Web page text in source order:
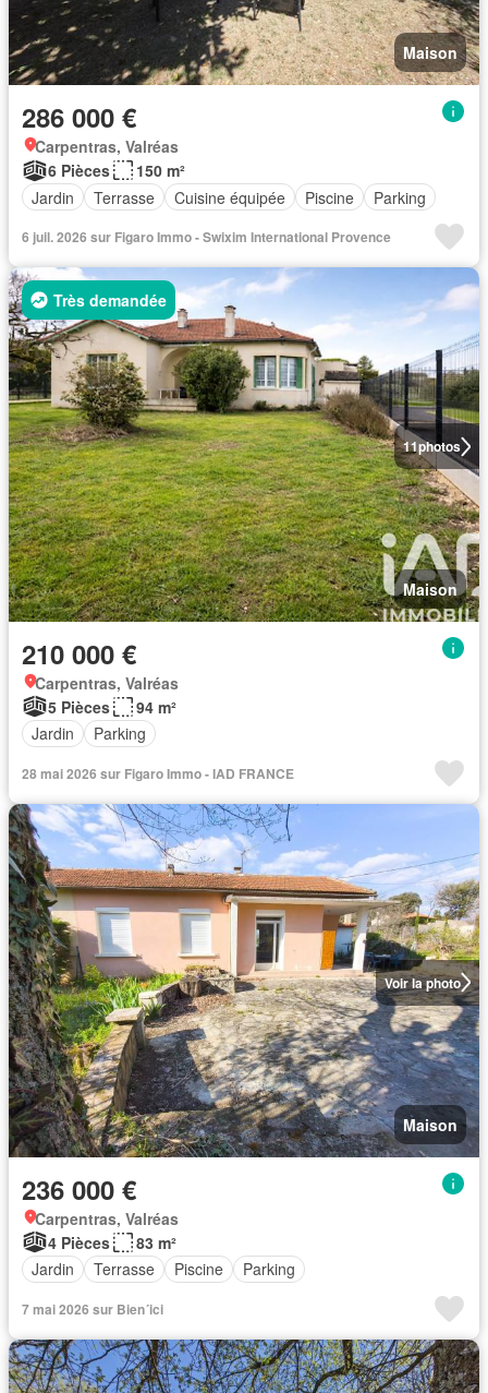
Maison
286 000 €
Carpentras, Valréas
6 Pièces
150 m²
Jardin
Terrasse Cuisine équipée Piscine Parking
6 juil. 2026 sur Figaro Immo - Swixim International Provence
11photos
Très demandée
Maison
210 000 €
Carpentras, Valréas
5 Pièces
94 m²
Jardin
Parking
28 mai 2026 sur Figaro Immo - IAD FRANCE
Voir la photo
Maison
236 000 €
Carpentras, Valréas
4 Pièces
83 m²
Jardin
Terrasse Piscine Parking
7 mai 2026 sur Bien´ici